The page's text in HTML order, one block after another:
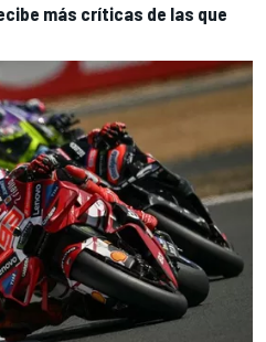
más críticas de las que